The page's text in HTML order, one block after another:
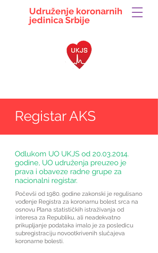
Udruženje koronarnih
jedinicaSrbije
Registar AKS
Odlukom UO UKJS od 20.03.2014.
godine, UO udruženja preuzeo je
prava i obaveze radne grupe za
nacionalni registar.
Počevši od 1980. godine zakonski je regulisano
vođenje Registra za koronarnu bolest srca na
osnovu Plana statističkih istraživanja od
interesa za Republiku, ali neadekvatno
prikupljanje podataka imalo je za posledicu
subregistraciju novootkrivenih slučajeva
koronarne bolesti.